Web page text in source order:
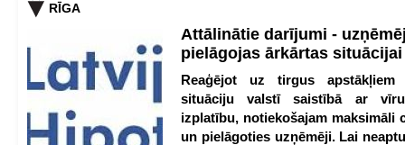
RĪGA
Attālinātie darījumi -
pielāgojas ārkārtas
Reaģējot uz tirgus apstākļiem
situāciju valstī saistībā ar
izplatību, notiekošajam maksimāli
un pielāgoties uzņēmēji. Lai